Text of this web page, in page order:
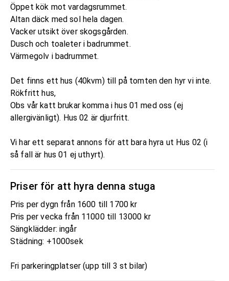
Öppet kök mot vardagsrummet.
Altan däck med sol hela dagen.
Vacker utsikt över skogsgården.
Dusch och toaleter i badrummet.
Värmegolv i badrummet.
Det finns ett hus (40kvm) till på tomten den hyr vi inte.
Rökfritt hus,
Obs vår katt brukar komma i hus 01 med oss (ej
allergivänligt). Hus 02 är djurfritt.
Vi har ett separat annons för att bara hyra ut Hus 02 (i
så fall är hus 01 ej uthyrt).
Priser för att hyra denna stuga
Pris per dygn från 1600 till 1700 kr
Pris per vecka från 11000 till 13000 kr
Sängklädder: ingår
Städning: +1000sek
Fri parkeringplatser (upp till 3 st bilar)